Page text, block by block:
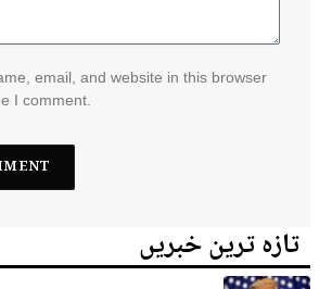
email, and website in this browser
I comment.
تازہ ترین خبریں